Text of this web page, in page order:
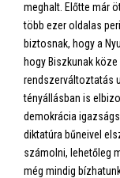
meghalt. Előtte már
több ezer oldalas
biztosnak, hogy a
hogy Biszkunak
rendszerváltoztatás
tényállásban is
demokrácia
diktatúra bűneivel
számolni, lehetőleg
még mindig